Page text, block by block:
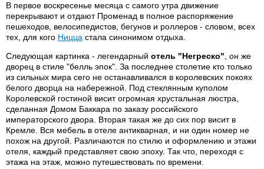
В первое воскресенье месяца с самого утра движение
перекрывают и отдают Променад в полное распоряжение
пешеходов, велосипедистов, бегунов и роллеров - словом, всех
тех, для кого Ницца стала синонимом отдыха.
Следующая картинка - легендарный отель "Негреско", он же
дворец в стиле "белль эпок". За последнее столетие кто только
из сильных мира сего не останавливался в королевских покоях
белого дворца на набережной. Под стеклянным куполом
Королевской гостиной висит огромная хрустальная люстра,
сделанная Домом Баккара по заказу российского
императорского двора. Вторая такая же до сих пор висит в
Кремле. Вся мебель в отеле антикварная, и ни один номер не
похож на другой. Различаются по стилю и оформлению и этажи
отеля, каждый представляет свою эпоху. Так что, переходя с
этажа на этаж, можно путешествовать по времени.